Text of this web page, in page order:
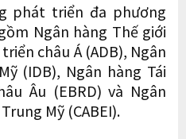
phát triển đa phương
Ngân hàng Thế giới
châu Á (ADB), Ngân
(IDB), Ngân hàng Tái
Âu (EBRD) và Ngân
Mỹ (CABEI).